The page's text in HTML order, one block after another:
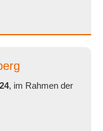
, im Rahmen der